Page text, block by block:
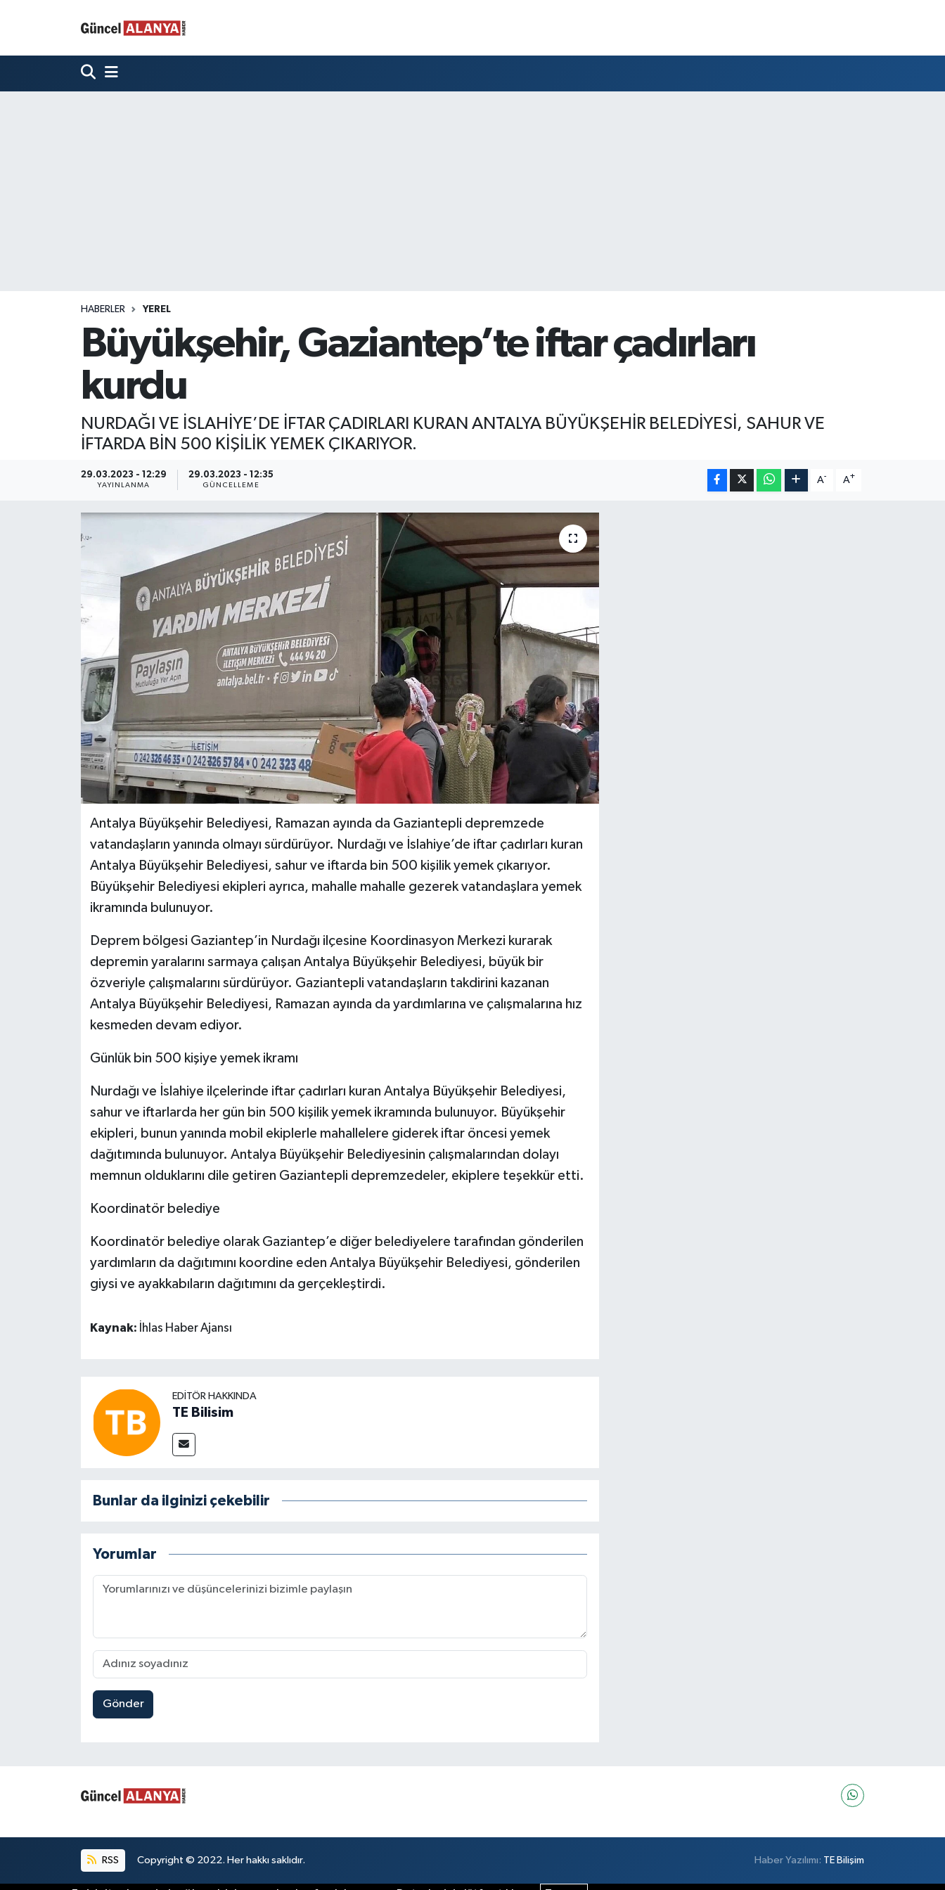
HABERLER YEREL
Büyükşehir, Gaziantep’te iftar çadırları
kurdu
NURDAĞI VE İSLAHİYE’DE İFTAR ÇADIRLARI KURAN ANTALYA BÜYÜKŞEHİR BELEDİYESİ, SAHUR VE
İFTARDA BİN 500 KİŞİLİK YEMEK ÇIKARIYOR.
29.03.2023 - 12:29
YAYINLANMA
29.03.2023 - 12:35
GÜNCELLEME
A- A+
Antalya Büyükşehir Belediyesi, Ramazan ayında da Gaziantepli depremzede
vatandaşların yanında olmayı sürdürüyor. Nurdağı ve İslahiye’de iftar çadırları kuran
Antalya Büyükşehir Belediyesi, sahur ve iftarda bin 500 kişilik yemek çıkarıyor.
Büyükşehir Belediyesi ekipleri ayrıca, mahalle mahalle gezerek vatandaşlara yemek
ikramında bulunuyor.
Deprem bölgesi Gaziantep’in Nurdağı ilçesine Koordinasyon Merkezi kurarak
depremin yaralarını sarmaya çalışan Antalya Büyükşehir Belediyesi, büyük bir
özveriyle çalışmalarını sürdürüyor. Gaziantepli vatandaşların takdirini kazanan
Antalya Büyükşehir Belediyesi, Ramazan ayında da yardımlarına ve çalışmalarına hız
kesmeden devam ediyor.
Günlük bin 500 kişiye yemek ikramı
Nurdağı ve İslahiye ilçelerinde iftar çadırları kuran Antalya Büyükşehir Belediyesi,
sahur ve iftarlarda her gün bin 500 kişilik yemek ikramında bulunuyor. Büyükşehir
ekipleri, bunun yanında mobil ekiplerle mahallelere giderek iftar öncesi yemek
dağıtımında bulunuyor. Antalya Büyükşehir Belediyesinin çalışmalarından dolayı
memnun olduklarını dile getiren Gaziantepli depremzedeler, ekiplere teşekkür etti.
Koordinatör belediye
Koordinatör belediye olarak Gaziantep’e diğer belediyelere tarafından gönderilen
yardımların da dağıtımını koordine eden Antalya Büyükşehir Belediyesi, gönderilen
giysi ve ayakkabıların dağıtımını da gerçekleştirdi.
Kaynak: İhlas Haber Ajansı
EDITÖR HAKKINDA
TE Bilisim
Bunlar da ilginizi çekebilir
Yorumlar
Gönder
RSS Copyright © 2022. Her hakkı saklıdır. Haber Yazılımı: TE Bilişim